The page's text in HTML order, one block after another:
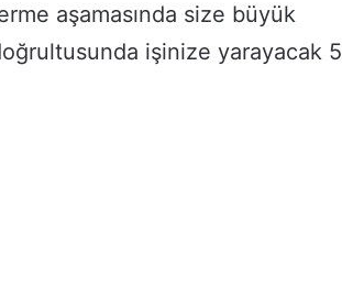
aşamasında size büyük
işinize yarayacak 5